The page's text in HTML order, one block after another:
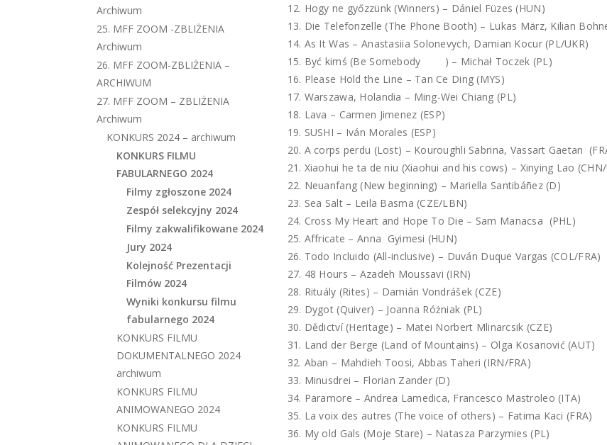
Hogy ne győzzünk (Winners) – Dániel Füzes (HUN)
Die Telefonzelle (The Phone Booth) – Lukas März, Kilian
As It Was – Anastasiia Solonevych, Damian Kocur (PL/UKR)
Być kimś (Be Somebody ) – Michał Toczek (PL)
Please Hold the Line – Tan Ce Ding (MYS)
Warszawa, Holandia – Ming-Wei Chiang (PL)
Lava – Carmen Jimenez (ESP)
SUSHI – Iván Morales (ESP)
A corps perdu (Lost) – Kouroughli Sabrina, Vassart Gaetan
Xiaohui he ta de niu (Xiaohui and his cows) – Xinying Lao (CHN/
Neuanfang (New beginning) – Mariella Santibáñez (D)
Sea Salt – Leila Basma (CZE/LBN)
Cross My Heart and Hope To Die – Sam Manacsa (PHL)
Affricate – Anna Gyimesi (HUN)
Todo Incluido (All-inclusive) – Duván Duque Vargas (COL/FRA)
48 Hours – Azadeh Moussavi (IRN)
Rituály (Rites) – Damián Vondrášek (CZE)
Dygot (Quiver) – Joanna Różniak (PL)
Dědictví (Heritage) – Matei Norbert Mlinarcsik (CZE)
Land der Berge (Land of Mountains) – Olga Kosanović (AUT)
Aban – Mahdieh Toosi, Abbas Taheri (IRN/FRA)
Minusdrei – Florian Zander (D)
Paramore – Andrea Lamedica, Francesco Mastroleo (ITA)
La voix des autres (The voice of others) – Fatima Kaci (FRA)
My old Gals (Moje Stare) – Natasza Parzymies (PL)
Archiwum
25. MFF ZOOM -ZBLIŻENIA
Archiwum
26. MFF ZOOM-ZBLIŻENIA –
ARCHIWUM
27. MFF ZOOM – ZBLIŻENIA
Archiwum
KONKURS 2024 – archiwum
KONKURS FILMU
FABULARNEGO 2024
Filmy zgłoszone 2024
Zespół selekcyjny 2024
Filmy zakwalifikowane 2024
Jury 2024
Kolejność Prezentacji
Filmów 2024
Wyniki konkursu filmu
fabularnego 2024
KONKURS FILMU
DOKUMENTALNEGO 2024
archiwum
KONKURS FILMU
ANIMOWANEGO 2024
KONKURS FILMU